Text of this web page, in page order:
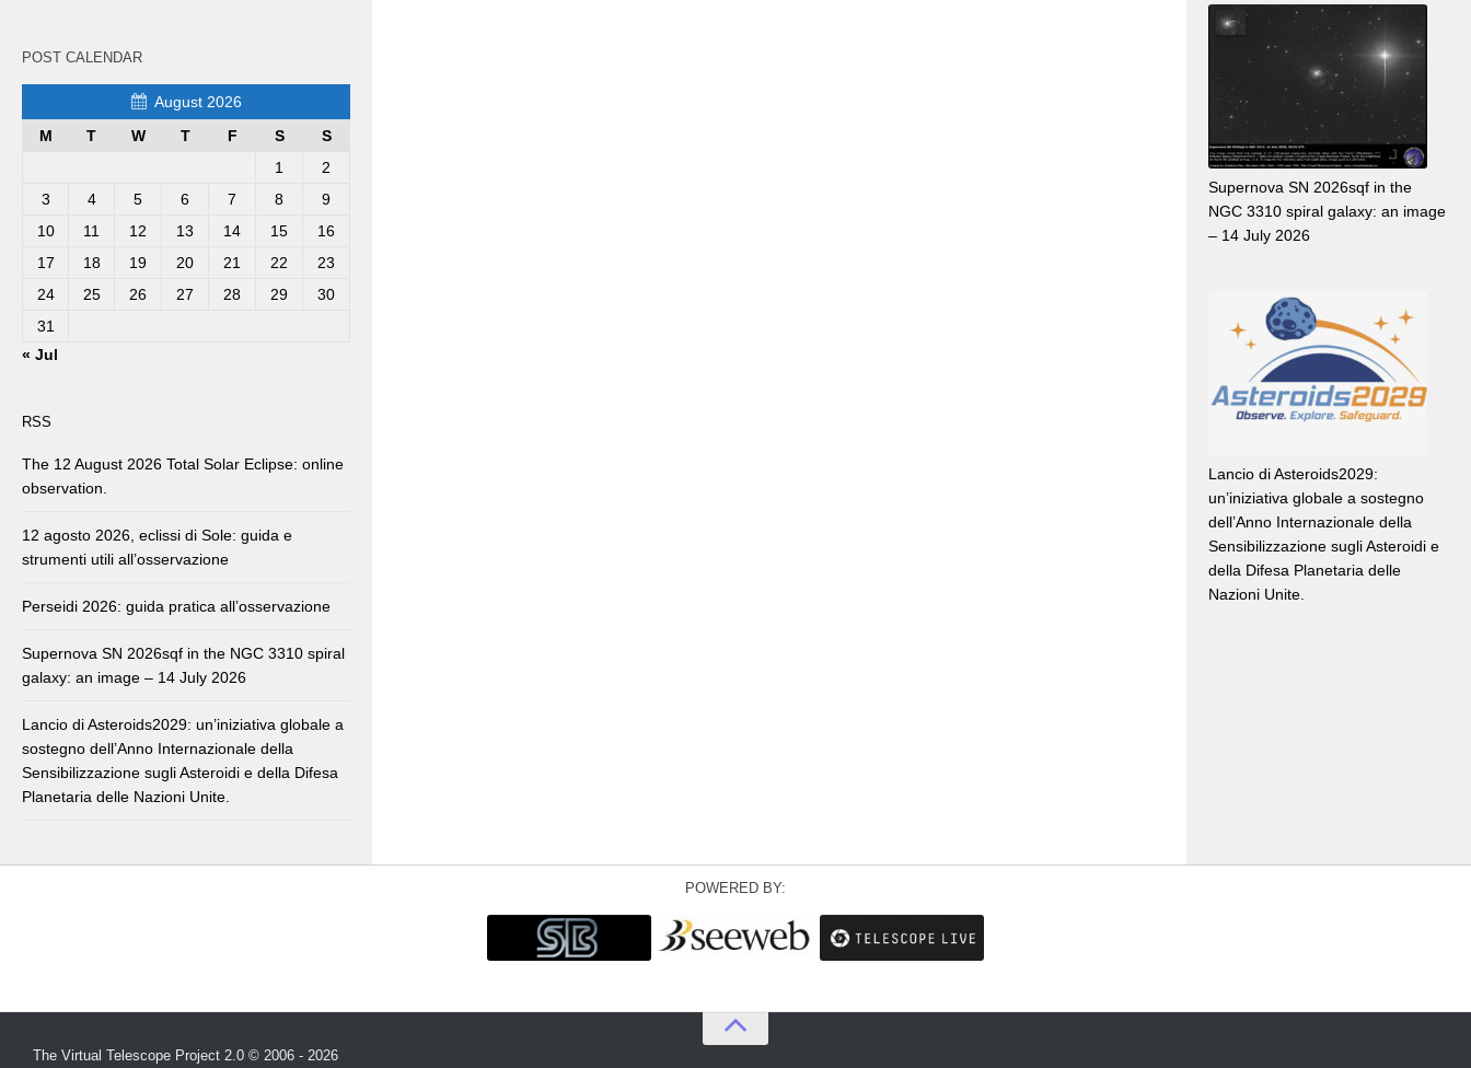
POST CALENDAR
August 2026
M
T W T F S
S
1
2
3
4 5 6 7 8
9
10
11 12 13 14 15
16
17
18 19 20 21 22
23
24
25 26 27 28 29
30
31
« Jul
RSS
The 12 August 2026 Total Solar Eclipse: online
observation.
12 agosto 2026, eclissi di Sole: guida e
strumenti utili all’osservazione
Perseidi 2026: guida pratica all’osservazione
Supernova SN 2026sqf in the NGC 3310 spiral
galaxy: an image – 14 July 2026
Lancio di Asteroids2029: un’iniziativa globale a
sostegno dell’Anno Internazionale della
Sensibilizzazione sugli Asteroidi e della Difesa
Planetaria delle Nazioni Unite.
Supernova SN 2026sqf in the
NGC 3310 spiral galaxy: an image
– 14 July 2026
Lancio di Asteroids2029:
un’iniziativa globale a sostegno
dell’Anno Internazionale della
Sensibilizzazione sugli Asteroidi e
della Difesa Planetaria delle
Nazioni Unite.
POWERED BY:
The Virtual Telescope Project 2.0 © 2006 - 2026